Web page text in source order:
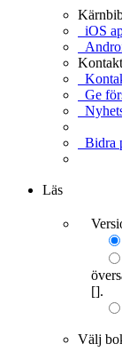
iOS
Kontakt
Ge
Bidra
Läs
[].
Välj